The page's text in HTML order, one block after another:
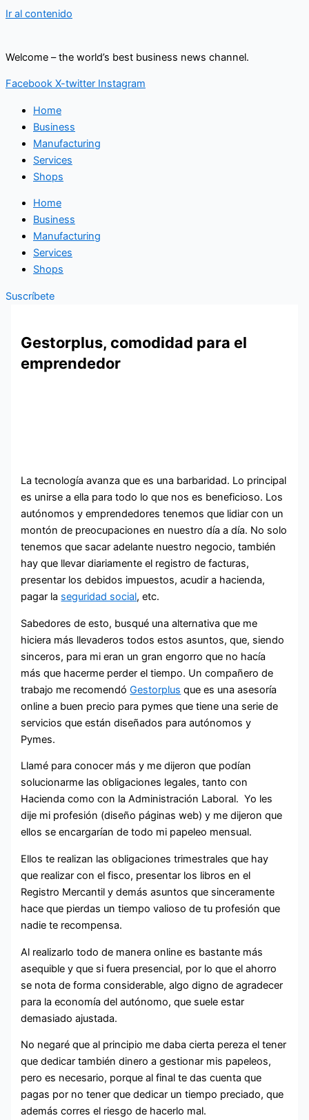
Ir al contenido
Welcome – the world’s best business news channel.
Facebook X-twitter Instagram
Home
Business
Manufacturing
Services
Shops
Home
Business
Manufacturing
Services
Shops
Suscríbete
Gestorplus, comodidad para el
emprendedor
La tecnología avanza que es una barbaridad. Lo principal
es unirse a ella para todo lo que nos es beneficioso. Los
autónomos y emprendedores tenemos que lidiar con un
montón de preocupaciones en nuestro día a día. No solo
tenemos que sacar adelante nuestro negocio, también
hay que llevar diariamente el registro de facturas,
presentar los debidos impuestos, acudir a hacienda,
pagar la seguridad social, etc.
Sabedores de esto, busqué una alternativa que me
hiciera más llevaderos todos estos asuntos, que, siendo
sinceros, para mi eran un gran engorro que no hacía
más que hacerme perder el tiempo. Un compañero de
trabajo me recomendóGestorplus que es una asesoría
online a buen precio para pymes que tiene una serie de
servicios que están diseñados para autónomos y
Pymes.
Llamé para conocer más y me dijeron que podían
solucionarme las obligaciones legales, tanto con
Hacienda como con la Administración Laboral. Yo les
dije mi profesión (diseño páginas web) y me dijeron que
ellos se encargarían de todo mi papeleo mensual.
Ellos te realizan las obligaciones trimestrales que hay
que realizar con el fisco, presentar los libros en el
Registro Mercantil y demás asuntos que sinceramente
hace que pierdas un tiempo valioso de tu profesión que
nadie te recompensa.
Al realizarlo todo de manera online es bastante más
asequible y que si fuera presencial, por lo que el ahorro
se nota de forma considerable, algo digno de agradecer
para la economía del autónomo, que suele estar
demasiado ajustada.
No negaré que al principio me daba cierta pereza el tener
que dedicar también dinero a gestionar mis papeleos,
pero es necesario, porque al final te das cuenta que
pagas por no tener que dedicar un tiempo preciado, que
además corres el riesgo de hacerlo mal.